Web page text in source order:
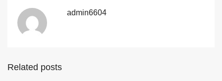
admin6604
Related posts